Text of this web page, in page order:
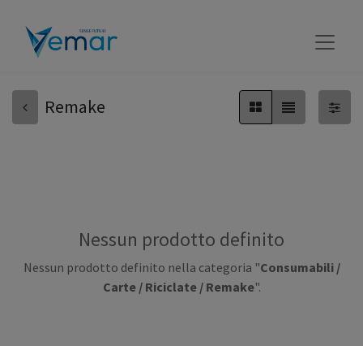
Remake
Nessun prodotto definito
Nessun prodotto definito nella categoria "Consumabili /
Carte / Riciclate / Remake".